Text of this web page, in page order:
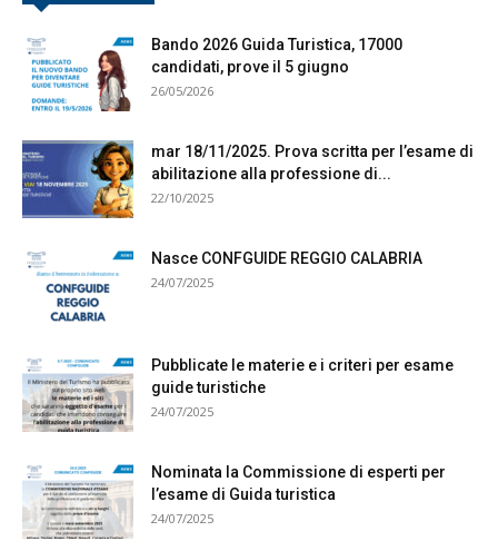
Bando 2026 Guida Turistica, 17000
candidati, prove il 5 giugno
26/05/2026
mar 18/11/2025. Prova scritta per l’esame di
abilitazione alla professione di...
22/10/2025
Nasce CONFGUIDE REGGIO CALABRIA
24/07/2025
Pubblicate le materie e i criteri per esame
guide turistiche
24/07/2025
Nominata la Commissione di esperti per
l’esame di Guida turistica
24/07/2025